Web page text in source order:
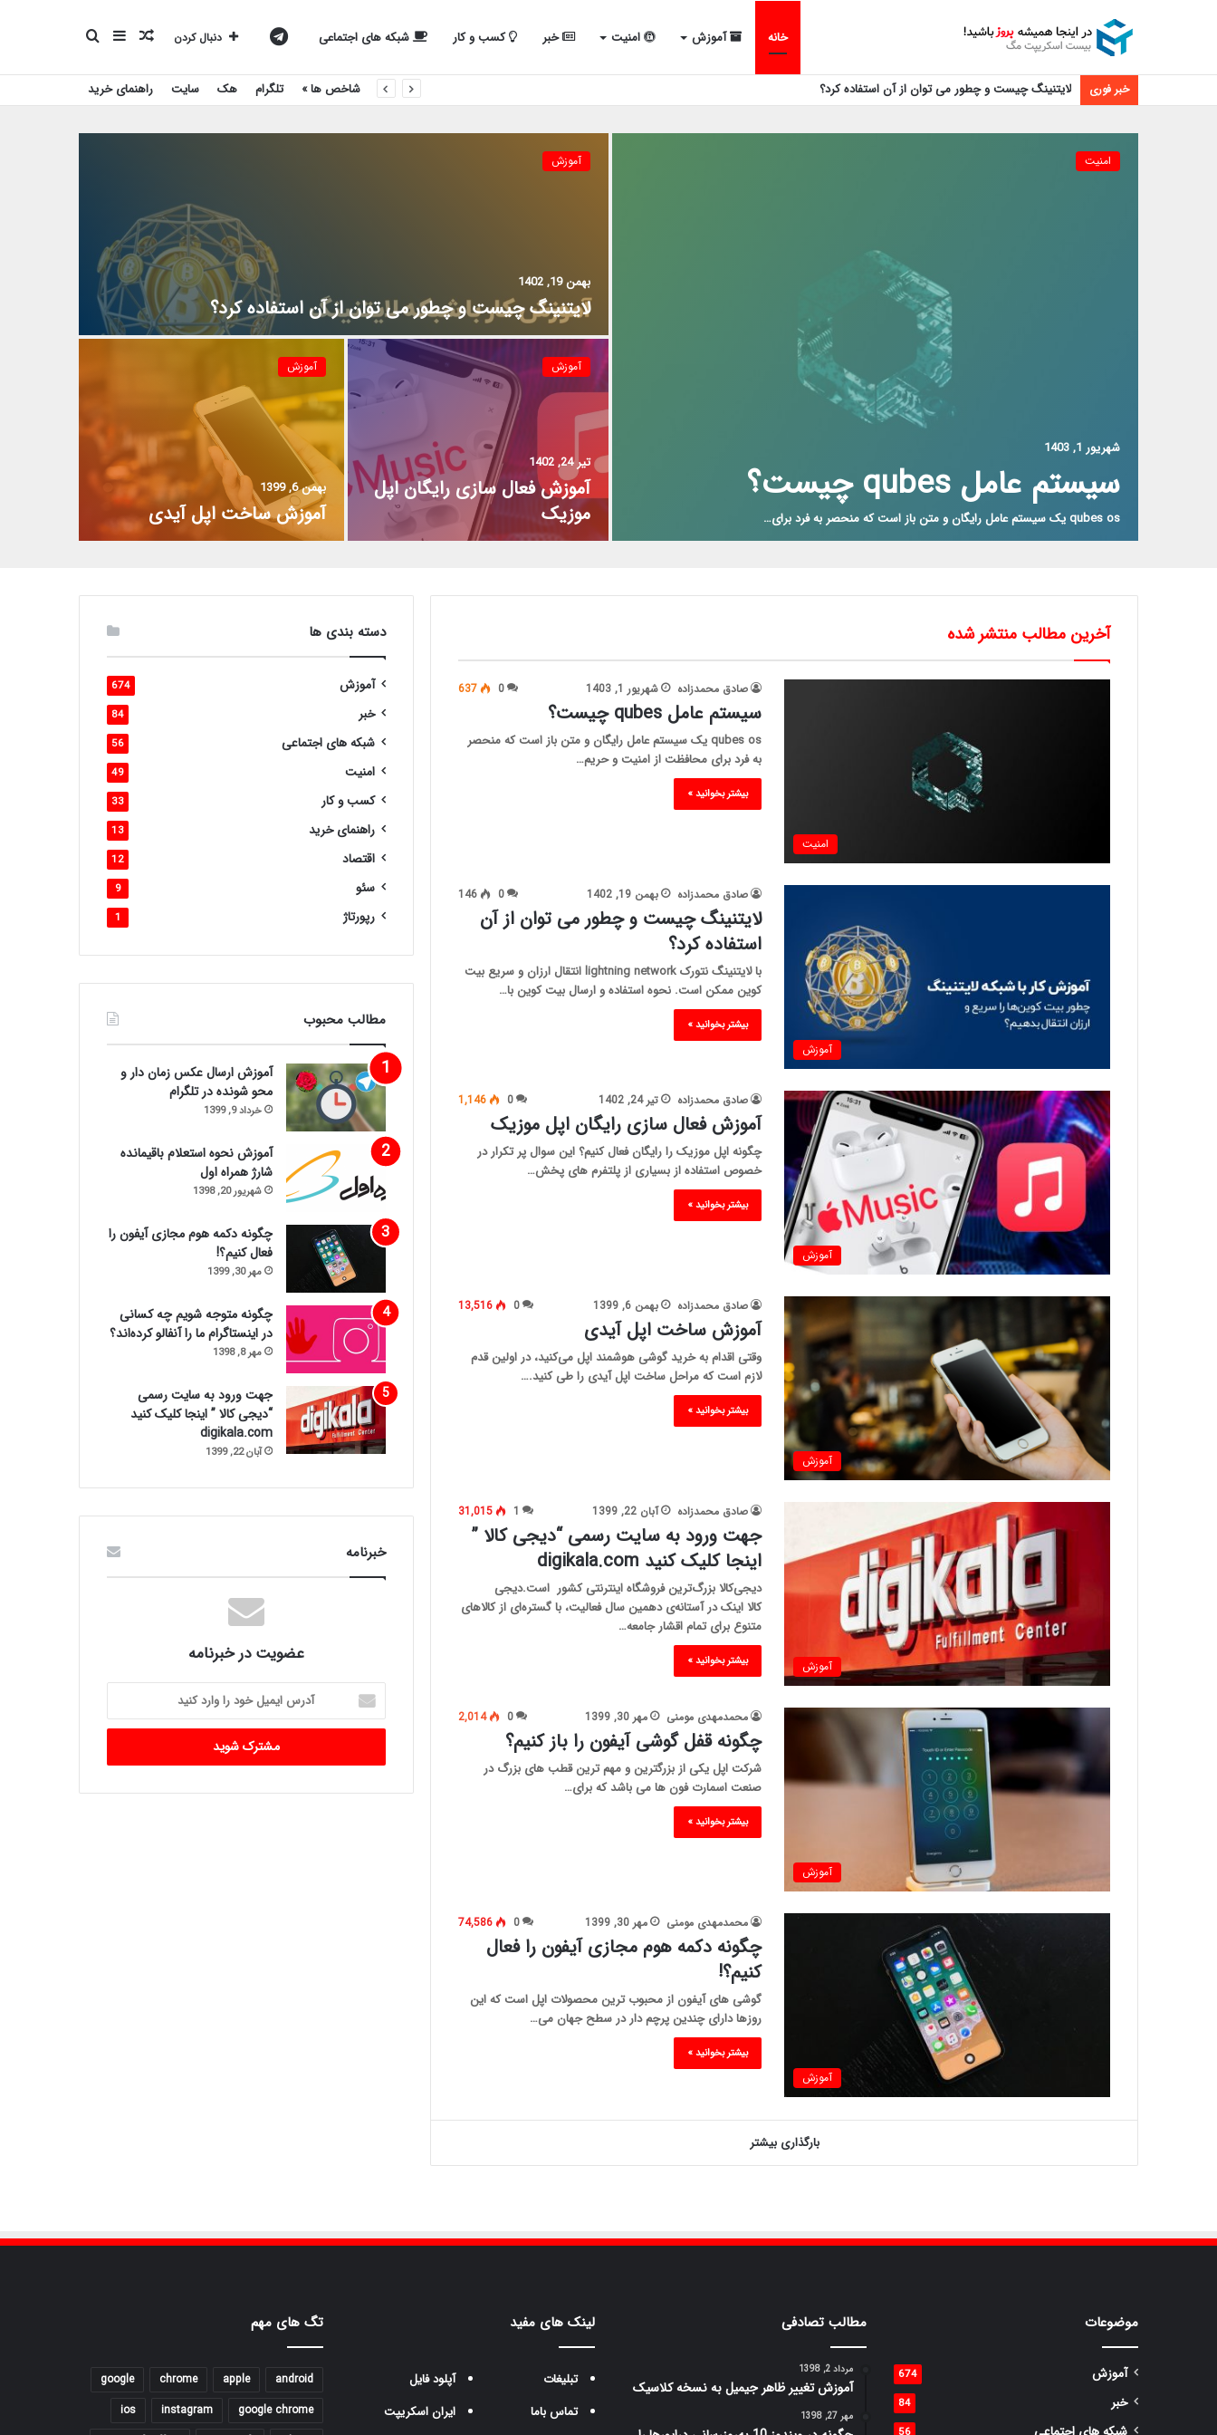
خانه آموزش امنیت خبر کسب و کار شبکه های اجتماعی کانال
تلگرام
اسکریپت
جستجو
برای
سایدبارنوشته
تصادفی
دنبال کردن
خبر فوری لایتنینگ چیست و چطور می توان از آن استفاده کرد؟ شاخص ها » تلگرام هک سایت راهنمای خرید
امنیت
شهریور 1, 1403
سیستم عامل qubes چیست؟
qubes os یک سیستم عامل رایگان و متن باز است که منحصر به فرد برای…
آموزش
بهمن 19, 1402
لایتنینگ چیست و چطور می توان از آن استفاده کرد؟
آموزش
تیر 24, 1402
آموزش فعال سازی رایگان اپل
موزیک
آموزش
بهمن 6, 1399
آموزش ساخت اپل آیدی
آخرین مطالب منتشر شده
امنیت
صادق محمدزاده شهریور 1, 1403 0
637
سیستم عامل qubes چیست؟
qubes os یک سیستم عامل رایگان و متن باز است که منحصر
به فرد برای محافظت از امنیت و حریم…
بیشتر بخوانید »
آموزش
صادق محمدزاده بهمن 19, 1402 0
146
لایتنینگ چیست و چطور می توان از آن
استفاده کرد؟
با لایتنینگ نتورک lightning network انتقال ارزان و سریع بیت
کوین ممکن است. نحوه استفاده و ارسال بیت کوین با…
بیشتر بخوانید »
آموزش
صادق محمدزاده تیر 24, 1402 0
1,146
آموزش فعال سازی رایگان اپل موزیک
چگونه اپل موزیک را رایگان فعال کنیم؟ این سوال پر تکرار در
خصوص استفاده از بسیاری از پلتفرم های پخش…
بیشتر بخوانید »
آموزش
صادق محمدزاده بهمن 6, 1399 0
13,516
آموزش ساخت اپل آیدی
وقتی اقدام به خرید گوشی هوشمند اپل می‌کنید، در اولین قدم
لازم است که مراحل ساخت اپل آیدی را طی کنید.…
بیشتر بخوانید »
آموزش
صادق محمدزاده آبان 22, 1399 1
31,015
جهت ورود به سایت رسمی “دیجی کالا ”
اینجا کلیک کنید digikala.com
دیجی‌کالا بزرگ‌ترین فروشگاه اینترنتی کشور است.دیجی
کالا اینک در آستانه‌ی دهمین سال فعالیت، با گستره‌ای از کالاهای
متنوع برای تمام اقشار جامعه…
بیشتر بخوانید »
آموزش
محمدمهدی مومنی مهر 30, 1399 0
2,014
چگونه قفل گوشی آیفون را باز کنیم؟
شرکت اپل یکی از بزرگترین و مهم ترین قطب های بزرگ در
صنعت اسمارت فون ها می باشد که برای…
بیشتر بخوانید »
آموزش
محمدمهدی مومنی مهر 30, 1399 0
74,586
چگونه دکمه هوم مجازی آیفون را فعال
کنیم؟!
گوشی های آیفون از محبوب ترین محصولات اپل است که این
روزها دارای چندین پرچم دار در سطح جهان می…
بیشتر بخوانید »
بارگذاری بیشتر
دسته بندی ها
آموزش 674
خبر 84
شبکه های اجتماعی 56
امنیت 49
کسب و کار 33
راهنمای خرید 13
اقتصاد 12
سئو 9
رپورتاژ 1
مطالب محبوب
آموزش ارسال عکس زمان دار و
محو شونده در تلگرام
خرداد 9, 1399
آموزش نحوه استعلام باقیمانده
شارژ همراه اول
شهریور 20, 1398
چگونه دکمه هوم مجازی آیفون را
فعال کنیم؟!
مهر 30, 1399
چگونه متوجه شویم چه کسانی
در اینستاگرام ما را آنفالو کرده‌اند؟
مهر 8, 1398
جهت ورود به سایت رسمی
“دیجی کالا ” اینجا کلیک کنید
digikala.com
آبان 22, 1399
خبرنامه
عضویت در خبرنامه
آدرس
ایمیل
خود
وارد
موضوعات
آموزش 674
خبر 84
مطالب تصادفی
مرداد 2, 1398
آموزش تغییر ظاهر جیمیل به نسخه کلاسیک
مهر 27, 1398
لینک های مفید
تبلیغات
آپلود فایل
تماس باما
ایران اسکریپت
تگ های مهم
android
apple
chrome
google
google chrome
instagram
ios